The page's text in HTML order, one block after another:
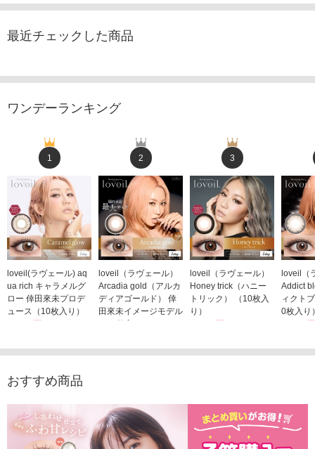
最近チェックした商品
ワンデーランキング
1
loveil(ラヴェール) aq
ua rich キャラメルグ
ロー 倖田來未プロデ
ュース（10枚入り）
2
loveil（ラヴェール）
Arcadia gold（アルカ
ディアゴールド） 倖
田來未イメージモデル
（10枚入り）
3
loveil（ラヴェール）
Honey trick（ハニー
トリック） （10枚入
り）
loveil（
Addict
ィクト
0枚入り
おすすめ商品